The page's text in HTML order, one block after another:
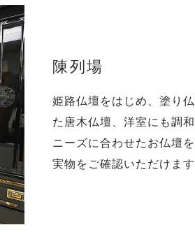
陳列場
姫路仏壇をはじめ、塗り
た唐木仏壇、洋室にも調
ニーズに合わせたお仏壇
実物をご確認いただけま